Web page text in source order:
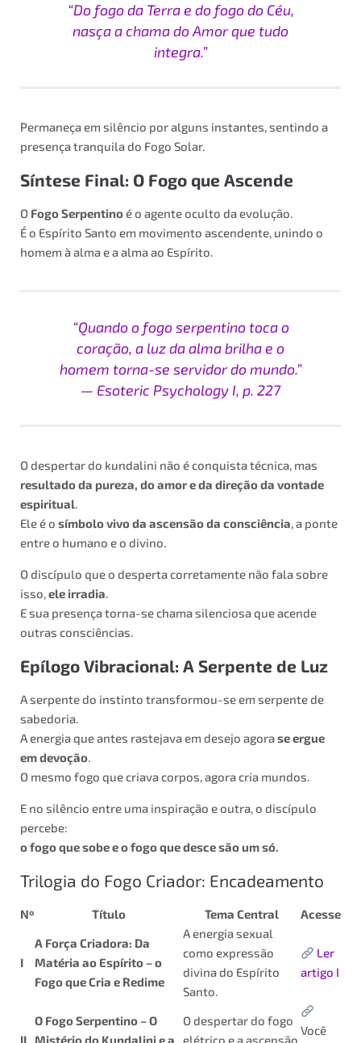
“Do fogo da Terra e do fogo do Céu,
nasça a chama do Amor que tudo
integra.”
Permaneça em silêncio por alguns instantes, sentindo a
presença tranquila do Fogo Solar.
Síntese Final: O Fogo que Ascende
O Fogo Serpentinoé o agente oculto da evolução.
É o Espírito Santo em movimento ascendente, unindo o
homem à alma e a alma ao Espírito.
“Quando o fogo serpentino toca o
coração, a luz da alma brilha e o
homem torna-se servidor do mundo.”
— Esoteric Psychology I, p. 227
O despertar do kundalini não é conquista técnica, mas
resultado da pureza, do amor e da direção da vontade
espiritual.
Ele é o símbolo vivo da ascensão da consciência, a ponte
entre o humano e o divino.
O discípulo que o desperta corretamente não fala sobre
isso,ele irradia.
E sua presença torna-se chama silenciosa que acende
outras consciências.
Epílogo Vibracional: A Serpente de Luz
A serpente do instinto transformou-se em serpente de
sabedoria.
A energia que antes rastejava em desejo agorase ergue
em devoção.
O mesmo fogo que criava corpos, agora cria mundos.
E no silêncio entre uma inspiração e outra, o discípulo
percebe:
o fogo que sobe e o fogo que desce são um só.
Trilogia do Fogo Criador: Encadeamento
Nº Título Tema Central Acesse
I
A Força Criadora: Da
Matéria ao Espírito – o
Fogo que Cria e Redime
A energia sexual
como expressão
divina do Espírito
Santo.
Ler
artigo I
II
O Fogo Serpentino – O
Mistério do Kundalini e a
O despertar do fogo
elétrico e a ascensão
Você